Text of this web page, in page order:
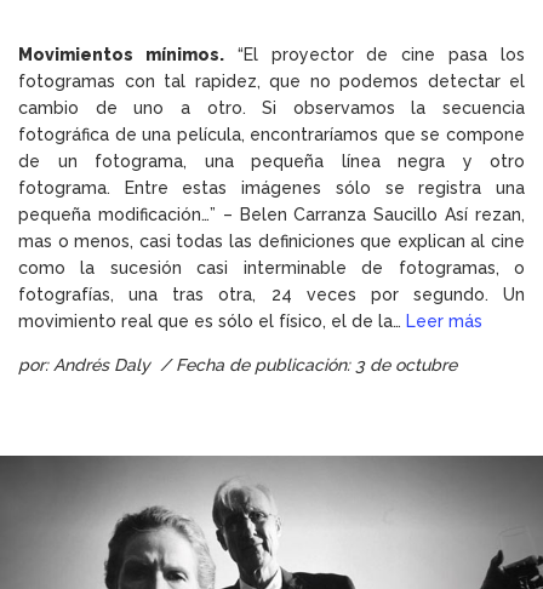
Movimientos mínimos.“El proyector de cine pasa los
fotogramas con tal rapidez, que no podemos detectar el
cambio de uno a otro. Si observamos la secuencia
fotográfica de una película, encontraríamos que se compone
de un fotograma, una pequeña línea negra y otro
fotograma. Entre estas imágenes sólo se registra una
pequeña modificación…” – Belen Carranza Saucillo Así rezan,
mas o menos, casi todas las definiciones que explican al cine
como la sucesión casi interminable de fotogramas, o
fotografías, una tras otra, 24 veces por segundo. Un
movimiento real que es sólo el físico, el de la… Leer más
por: Andrés Daly / Fecha de publicación: 3 de octubre